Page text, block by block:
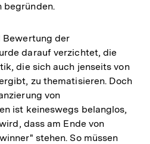
begründen.
Bewertung der
darauf verzichtet, die
die sich auch jenseits von
zu thematisieren. Doch
von
ist keineswegs belanglos,
dass am Ende von
stehen. So müssen